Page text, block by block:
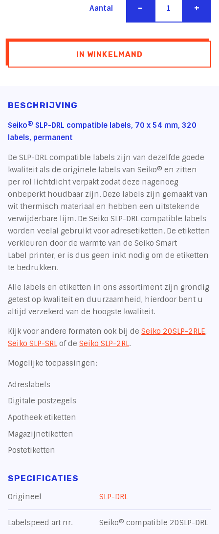
Aantal - +
IN WINKELMAND
BESCHRIJVING
Seiko® SLP-DRL compatible labels, 70 x 54 mm, 320
labels, permanent
De SLP-DRL compatible labels zijn van dezelfde goede
kwaliteit als de originele labels van Seiko® en zitten
per rol lichtdicht verpakt zodat deze nagenoeg
onbeperkt houdbaar zijn. Deze labels zijn gemaakt van
wit thermisch materiaal en hebben een uitstekende
verwijderbare lijm. De Seiko SLP-DRL compatible labels
worden veelal gebruikt voor adresetiketten. De etiketten
verkleuren door de warmte van de Seiko Smart
Label printer, er is dus geen inkt nodig om de etiketten
te bedrukken.
Alle labels en etiketten in ons assortiment zijn grondig
getest op kwaliteit en duurzaamheid, hierdoor bent u
altijd verzekerd van de hoogste kwaliteit.
Kijk voor andere formaten ook bij deSeiko 20SLP-2RLE,
Seiko SLP-SRLof deSeiko SLP-2RL.
Mogelijke toepassingen:
Adreslabels
Digitale postzegels
Apotheek etiketten
Magazijnetiketten
Postetiketten
SPECIFICATIES
Origineel
SLP-DRL
Labelspeed art nr. Seiko® compatible 20SLP-DRL